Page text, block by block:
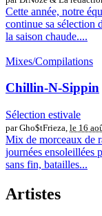
Cette année, notre
continue sa sélection
la saison chaude....
Mixes/Compilations
Chillin-N-Sippin
Sélection estivale
par Gho$tFrieza, le 16
Mix de morceaux de
journées ensoleillées
sans fin, batailles...
Artistes